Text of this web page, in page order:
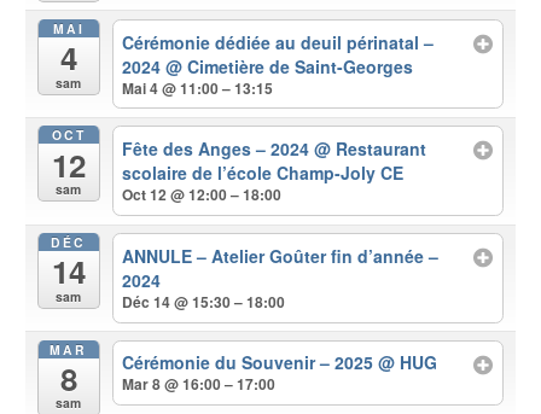
MAI
4
sam
Cérémonie dédiée au deuil périnatal –
2024@ Cimetière de Saint-Georges
Mai 4 @ 11:00 – 13:15
OCT
12
sam
Fête des Anges – 2024@ Restaurant
scolaire de l’école Champ-Joly CE
Oct 12 @ 12:00 – 18:00
DÉC
14
sam
ANNULE – Atelier Goûter fin d’année –
2024
Déc 14 @ 15:30 – 18:00
MAR
8
sam
Cérémonie du Souvenir – 2025@ HUG
Mar 8 @ 16:00 – 17:00